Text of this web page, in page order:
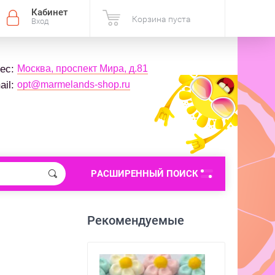
Кабинет
Вход Корзина пуста
Москва, проспект Мира, д.81
opt@marmelands-shop.ru
РАСШИРЕННЫЙ ПОИСК
Рекомендуемые